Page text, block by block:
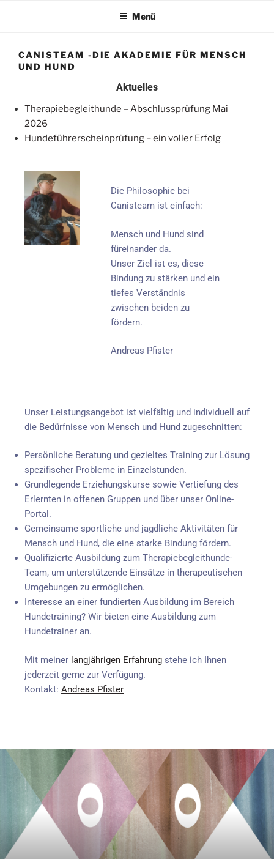
Menü
CANISTEAM -DIE AKADEMIE FÜR MENSCH
UND HUND
Aktuelles
Therapiebegleithunde – Abschlussprüfung Mai
2026
Hundeführerscheinprüfung – ein voller Erfolg
Die Philosophie bei
Canisteam ist einfach:
Mensch und Hund sind
füreinander da.
Unser Ziel ist es, diese
Bindung zu stärken und ein
tiefes Verständnis
zwischen beiden zu
fördern.
Andreas Pfister
Unser Leistungsangebot ist vielfältig und individuell auf
die Bedürfnisse von Mensch und Hund zugeschnitten:
Persönliche Beratung und gezieltes Training zur Lösung
spezifischer Probleme in Einzelstunden.
Grundlegende Erziehungskurse sowie Vertiefung des
Erlernten in offenen Gruppen und über unser Online-
Portal.
Gemeinsame sportliche und jagdliche Aktivitäten für
Mensch und Hund, die eine starke Bindung fördern.
Qualifizierte Ausbildung zum Therapiebegleithunde-
Team, um unterstützende Einsätze in therapeutischen
Umgebungen zu ermöglichen.
Interesse an einer fundierten Ausbildung im Bereich
Hundetraining? Wir bieten eine Ausbildung zum
Hundetrainer an.
Mit meiner langjährigen Erfahrung stehe ich Ihnen
jederzeit gerne zur Verfügung.
Kontakt: Andreas Pfister